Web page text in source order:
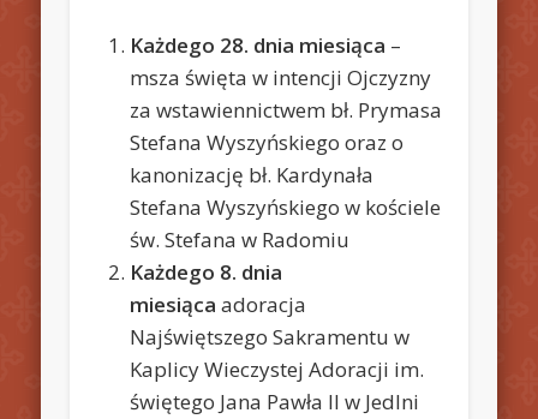
Każdego 28. dnia miesiąca –
msza święta w intencji Ojczyzny
za wstawiennictwem bł. Prymasa
Stefana Wyszyńskiego oraz o
kanonizację bł. Kardynała
Stefana Wyszyńskiego w kościele
św. Stefana w Radomiu
Każdego 8. dnia
miesiąca adoracja
Najświętszego Sakramentu w
Kaplicy Wieczystej Adoracji im.
świętego Jana Pawła II w Jedlni